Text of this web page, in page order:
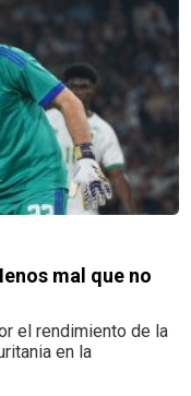
mal que no
el rendimiento de la
en la